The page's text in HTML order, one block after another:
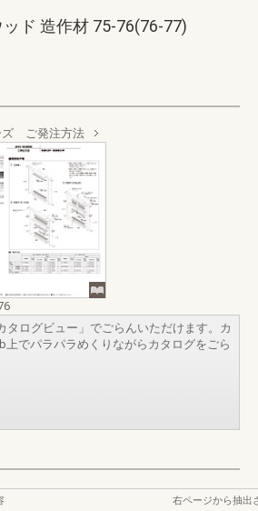
ド 造作材 75-76(76-77)
ズ ご発注方法
タログビュー」でごらんいただけます。カ
上でパラパラめくりながらカタログをごら
右ページから抽出